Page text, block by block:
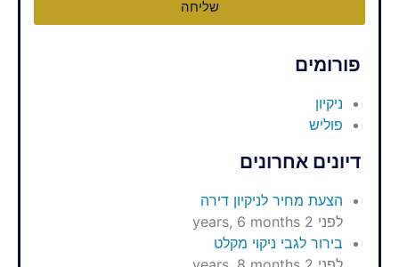
שליחה
פורומים
ניקיון
פוליש
דיונים אחרונים
הצעת מחיר לניקיון דירה
לפני 2 years, 6 months
בירור לגבי ניקוי מקלט